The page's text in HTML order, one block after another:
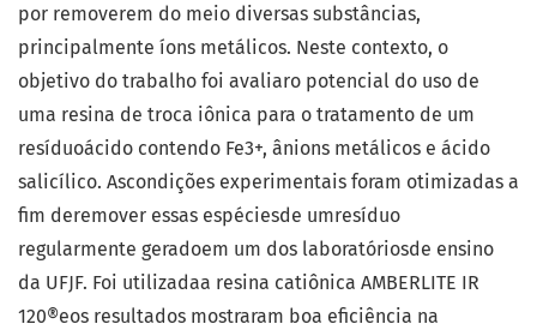
por removerem do meio diversas substâncias,
principalmente íons metálicos. Neste contexto, o
objetivo do trabalho foi avaliaro potencial do uso de
uma resina de troca iônica para o tratamento de um
resíduoácido contendo Fe3+, ânions metálicos e ácido
salicílico. Ascondições experimentais foram otimizadas a
fim deremover essas espéciesde umresíduo
regularmente geradoem um dos laboratóriosde ensino
da UFJF. Foi utilizadaa resina catiônica AMBERLITE IR
120®eos resultados mostraram boa eficiência na